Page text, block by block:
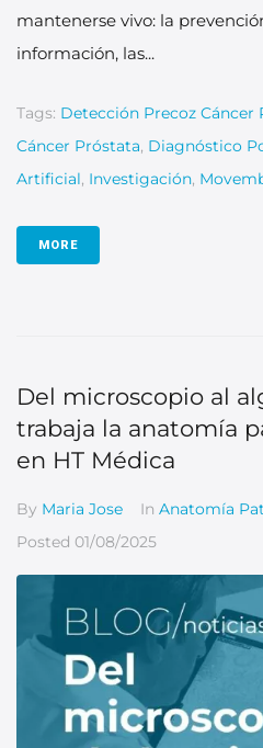
mantenerse vivo: la
información, las...
Tags: Detección Precoz Cáncer
Cáncer Próstata, Diagnóstico
Artificial, Investigación,
MORE
Del microscopio al
trabaja la anatomía
en HT Médica
By Maria Jose In Anatomía
Posted 01/08/2025